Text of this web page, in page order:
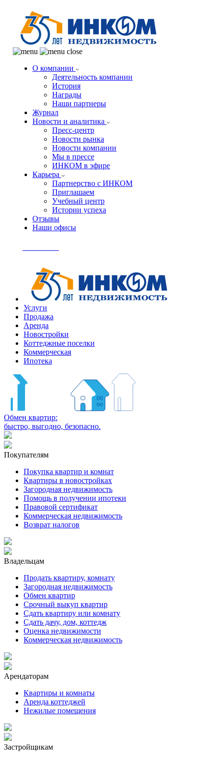
О компании
Деятельность компании
История
Награды
Наши партнеры
Журнал
Новости и аналитика
Пресс-центр
Новости рынка
Новости компании
Мы в прессе
ИНКОМ в эфире
Карьера
Партнерство с ИНКОМ
Приглашаем
Учебный центр
Истории успеха
Отзывы
Наши офисы
Услуги
Продажа
Аренда
Новостройки
Коттеджные поселки
Коммерческая
Ипотека
Обмен квартир:
быстро, выгодно, безопасно.
Покупателям
Покупка квартир и комнат
Квартиры в новостройках
Загородная недвижимость
Помощь в получении ипотеки
Правовой сертификат
Коммерческая недвижимость
Возврат налогов
Владельцам
Продать квартиру, комнату
Загородная недвижимость
Обмен квартир
Срочный выкуп квартир
Сдать квартиру или комнату
Сдать дачу, дом, коттедж
Оценка недвижимости
Коммерческая недвижимость
Арендаторам
Квартиры и комнаты
Аренда коттеджей
Нежилые помещения
Застройщикам